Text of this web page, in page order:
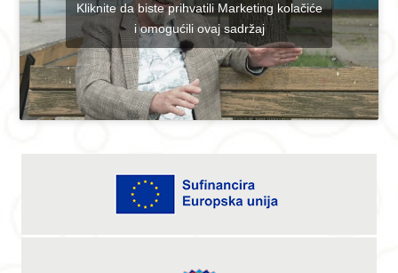
Kliknite da biste prihvatili Marketing kolačiće
i omogućili ovaj sadržaj